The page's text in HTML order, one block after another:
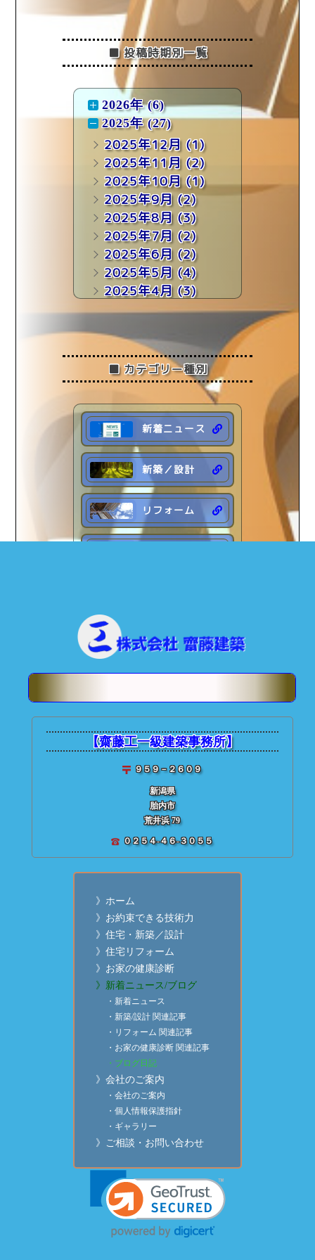
■ 投稿時期別一覧
2026年 (6)
2025年 (27)
2025年12月(1)
2025年11月(2)
2025年10月(1)
2025年9月(2)
2025年8月(3)
2025年7月(2)
2025年6月(2)
2025年5月(4)
2025年4月(3)
2025年3月(4)
2025年1月(2)
2024年 (18)
2023年 (19)
2022年 (7)
■ カテゴリー種別
新着ニュース
新築／設計
リフォーム
★ 齋藤建築【個別投稿
【齋藤工一級建築事務所】
９５９－２６０９
新潟県
胎内市
荒井浜 79
０２５４-４６-３０５５
》ホーム
》お約束できる技術力
》住宅・新築／設計
》住宅リフォーム
》お家の健康診断
》新着ニュース/ブログ
・新着ニュース
・新築/設計 関連記事
・リフォーム 関連記事
・お家の健康診断 関連記事
・ブログ日記
》会社のご案内
・会社のご案内
・個人情報保護指針
・ギャラリー
》ご相談・お問い合わせ